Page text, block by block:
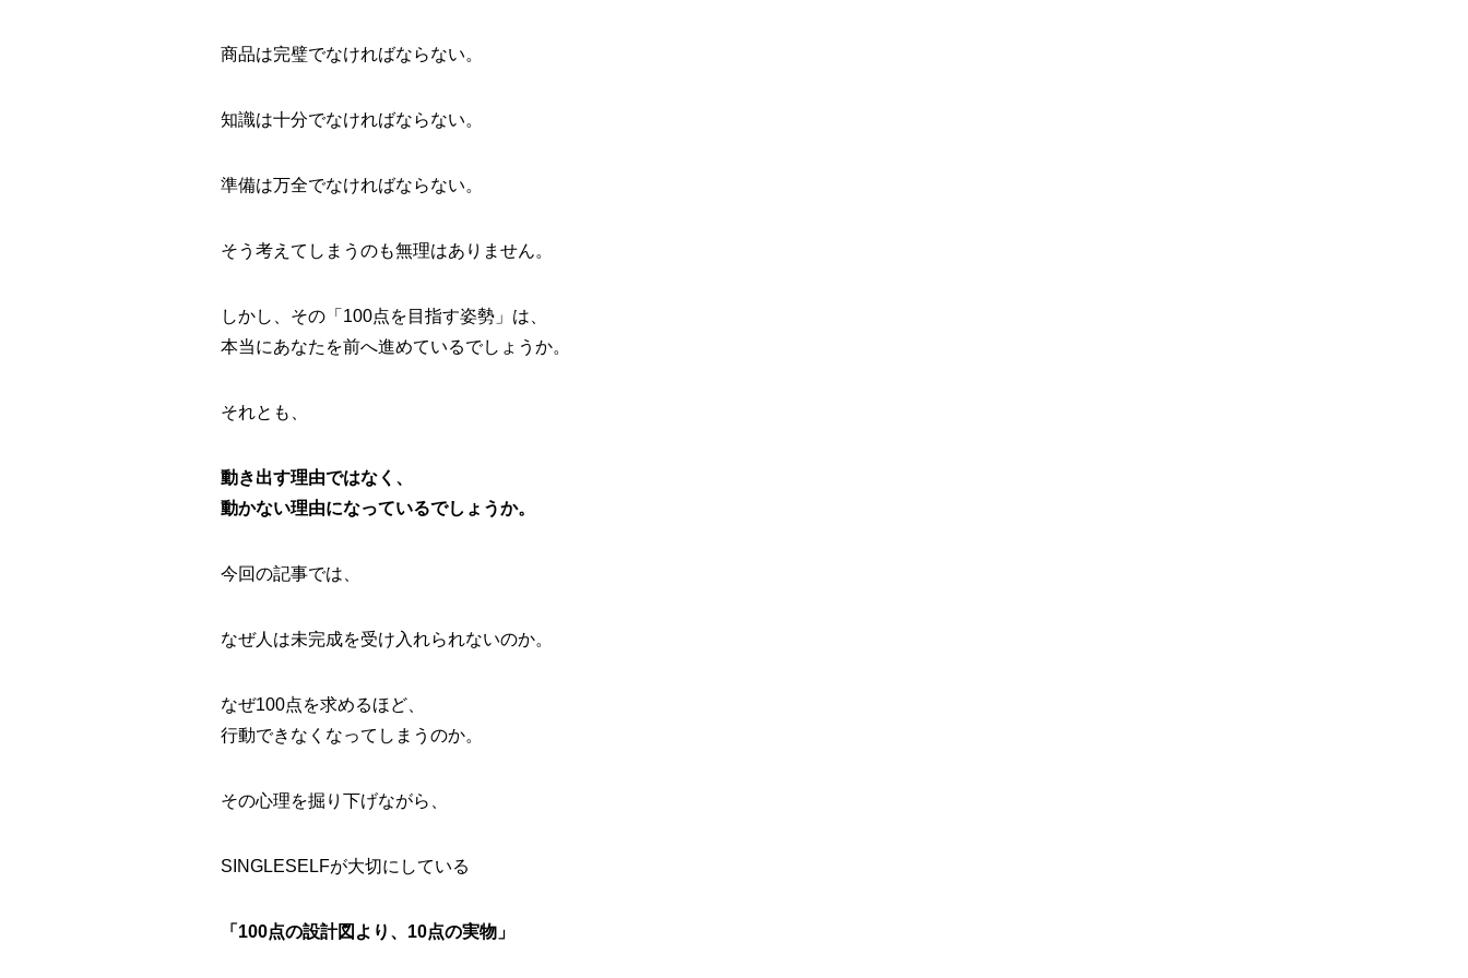
商品は完璧でなければならない。
知識は十分でなければならない。
準備は万全でなければならない。
そう考えてしまうのも無理はありません。
しかし、その「100点を目指す姿勢」は、
本当にあなたを前へ進めているでしょうか。
それとも、
動き出す理由ではなく、
動かない理由になっているでしょうか。
今回の記事では、
なぜ人は未完成を受け入れられないのか。
なぜ100点を求めるほど、
行動できなくなってしまうのか。
その心理を掘り下げながら、
SINGLESELFが大切にしている
「100点の設計図より、10点の実物」